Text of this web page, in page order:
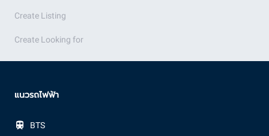
Create Listing
Create Looking for
แนวรถไฟฟ้า
BTS